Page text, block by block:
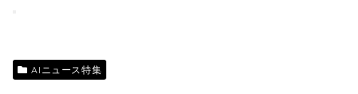
AIニュース特集